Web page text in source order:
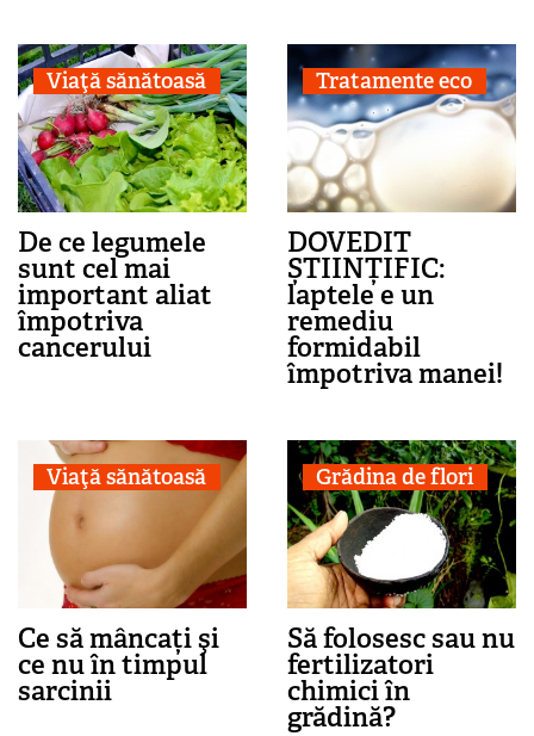
Viaţă sănătoasă
De ce legumele
sunt cel mai
important aliat
împotriva
cancerului
Tratamente eco
DOVEDIT
ȘTIINȚIFIC:
laptele e un
remediu
formidabil
împotriva manei!
Viaţă sănătoasă
Ce să mâncați şi
ce nu în timpul
sarcinii
Grădina de flori
Să folosesc sau nu
fertilizatori
chimici în
grădină?